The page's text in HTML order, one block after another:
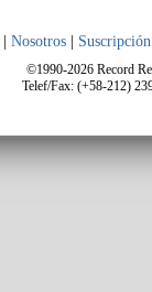
Nosotros Suscripción
©1990-2026 Record
Telef/Fax: (+58-212)